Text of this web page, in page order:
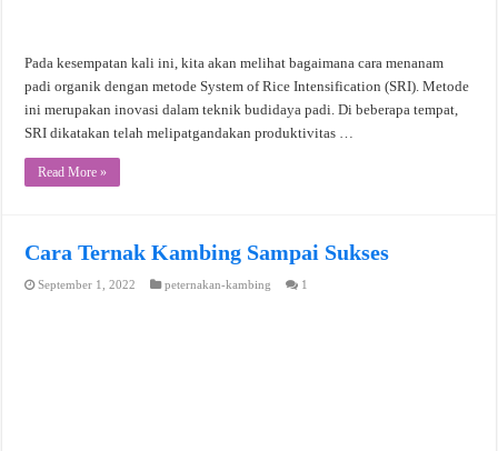
Pada kesempatan kali ini, kita akan melihat bagaimana cara menanam
padi organik dengan metode System of Rice Intensification (SRI). Metode
ini merupakan inovasi dalam teknik budidaya padi. Di beberapa tempat,
SRI dikatakan telah melipatgandakan produktivitas …
Read More »
Cara Ternak Kambing Sampai Sukses
September 1, 2022 peternakan-kambing 1